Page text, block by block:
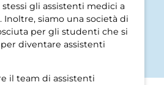
gli assistenti medici a
siamo una società di
per gli studenti che si
diventare assistenti
il team di assistenti